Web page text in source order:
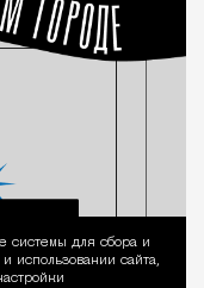
системы для сбора и
использовании сайта,